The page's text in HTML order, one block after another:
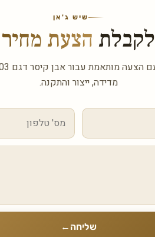
שיש ג'אן
לקבלת הצעת מחיר
מדידה, ייצור והתקנה.
שליחה ←